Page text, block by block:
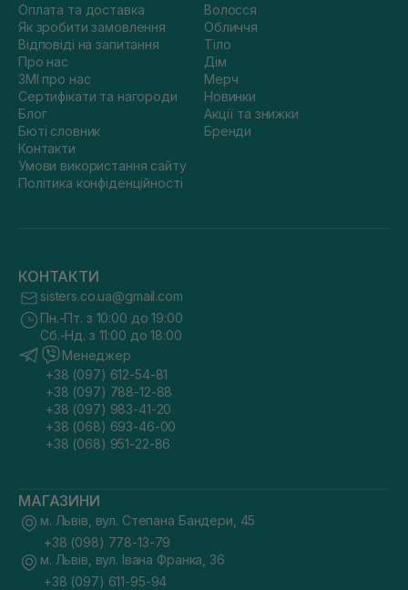
Оплата та доставка
Як зробити замовлення
Відповіді на запитання
Про нас
ЗМІ про нас
Сертифікати та нагороди
Блог
Бюті словник
Контакти
Умови використання сайту
Політика конфіденційності
Волосся
Обличчя
Тіло
Дім
Мерч
Новинки
Акції та знижки
Бренди
КОНТАКТИ
sisters.co.ua@gmail.com
Пн.-Пт. з 10:00 до 19:00
Сб.-Нд. з 11:00 до 18:00
Менеджер
+38 (097) 612-54-81
+38 (097) 788-12-88
+38 (097) 983-41-20
+38 (068) 693-46-00
+38 (068) 951-22-86
МАГАЗИНИ
м. Львів, вул. Степана Бандери, 45
+38 (098) 778-13-79
м. Львів, вул. Івана Франка, 36
+38 (097) 611-95-94